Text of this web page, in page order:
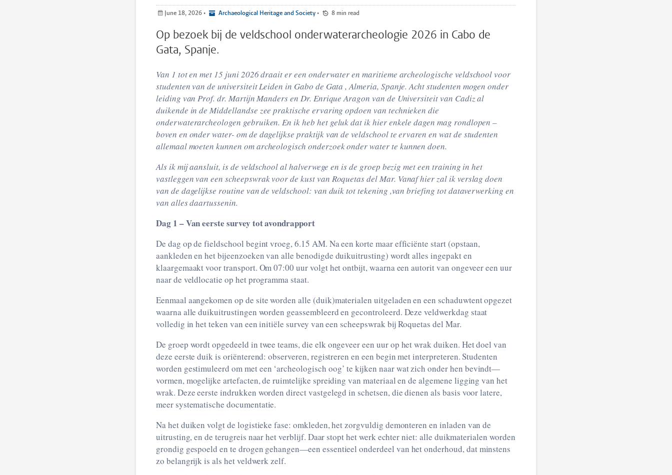
June 18, 2026 • Archaeological Heritage and Society • 8 min read
Op bezoek bij de veldschool onderwaterarcheologie 2026 in Cabo de
Gata, Spanje.
Van 1 tot en met 15 juni 2026 draait er een onderwater en maritieme archeologische veldschool voor
studenten van de universiteit Leiden in Gabo de Gata , Almeria, Spanje. Acht studenten mogen onder
leiding van Prof. dr. Martijn Manders en Dr. Enrique Aragon van de Universiteit van Cadiz al
duikende in de Middellandse zee praktische ervaring opdoen van technieken die
onderwaterarcheologen gebruiken. En ik heb het geluk dat ik hier enkele dagen mag rondlopen –
boven en onder water- om de dagelijkse praktijk van de veldschool te ervaren en wat de studenten
allemaal moeten kunnen om archeologisch onderzoek onder water te kunnen doen.
Als ik mij aansluit, is de veldschool al halverwege en is de groep bezig met een training in het
vastleggen van een scheepswrak voor de kust van Roquetas del Mar. Vanaf hier zal ik verslag doen
van de dagelijkse routine van de veldschool: van duik tot tekening ,van briefing tot dataverwerking en
van alles daartussenin.
Dag 1 – Van eerste survey tot avondrapport
De dag op de fieldschool begint vroeg, 6.15 AM. Na een korte maar efficiënte start (opstaan,
aankleden en het bijeenzoeken van alle benodigde duikuitrusting) wordt alles ingepakt en
klaargemaakt voor transport. Om 07:00 uur volgt het ontbijt, waarna een autorit van ongeveer een uur
naar de veldlocatie op het programma staat.
Eenmaal aangekomen op de site worden alle (duik)materialen uitgeladen en een schaduwtent opgezet
waarna alle duikuitrustingen worden geassembleerd en gecontroleerd. Deze veldwerkdag staat
volledig in het teken van een initiële survey van een scheepswrak bij Roquetas del Mar.
De groep wordt opgedeeld in twee teams, die elk ongeveer een uur op het wrak duiken. Het doel van
deze eerste duik is oriënterend: observeren, registreren en een begin met interpreteren. Studenten
worden gestimuleerd om met een ‘archeologisch oog’ te kijken naar wat zich onder hen bevindt—
vormen, mogelijke artefacten, de ruimtelijke spreiding van materiaal en de algemene ligging van het
wrak. Deze eerste indrukken worden direct vastgelegd in schetsen, die dienen als basis voor latere,
meer systematische documentatie.
Na het duiken volgt de logistieke fase: omkleden, het zorgvuldig demonteren en inladen van de
uitrusting, en de terugreis naar het verblijf. Daar stopt het werk echter niet: alle duikmaterialen worden
grondig gespoeld en te drogen gehangen—een essentieel onderdeel van het onderhoud, dat minstens
zo belangrijk is als het veldwerk zelf.